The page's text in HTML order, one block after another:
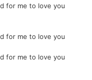
for me to love you
for me to love you
for me to love you